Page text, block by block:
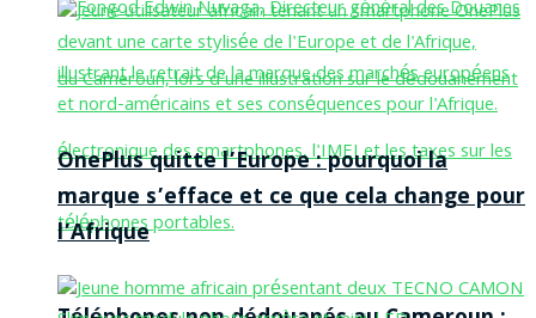
OnePlus quitte l’Europe : pourquoi la
marque s’efface et ce que cela change pour
l’Afrique